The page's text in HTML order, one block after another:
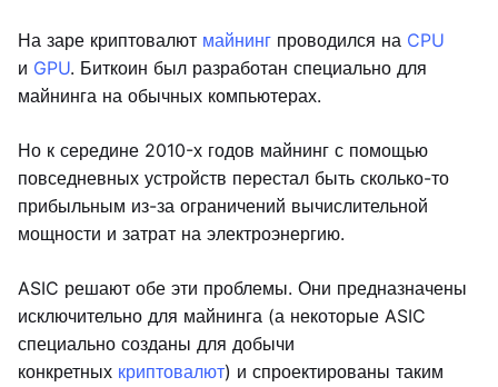
На заре криптовалют майнинг проводился на CPU
и GPU. Биткоин был разработан специально для
майнинга на обычных компьютерах.
Но к середине 2010-х годов майнинг с помощью
повседневных устройств перестал быть сколько-то
прибыльным из-за ограничений вычислительной
мощности и затрат на электроэнергию.
ASIC решают обе эти проблемы. Они предназначены
исключительно для майнинга (а некоторые ASIC
специально созданы для добычи
конкретных криптовалют) и спроектированы таким